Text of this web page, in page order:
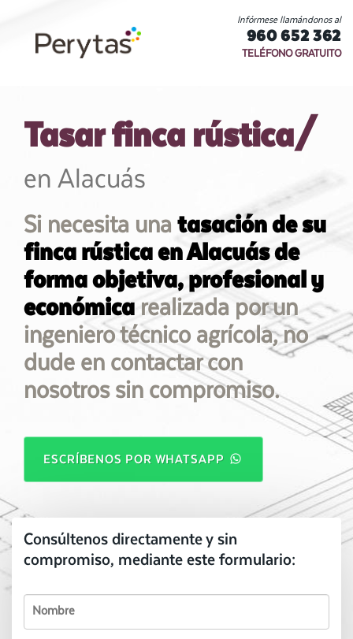
Infórmese llamándonos al
960 652 362
TELÉFONO GRATUITO
Tasar finca rústica/
en Alacuás
Si necesita una tasación de su
finca rústica en Alacuás de
forma objetiva, profesional y
económica realizada por un
ingeniero técnico agrícola, no
dude en contactar con
nosotros sin compromiso.
ESCRÍBENOS POR WHATSAPP
Consúltenos directamente y sin
compromiso, mediante este formulario: